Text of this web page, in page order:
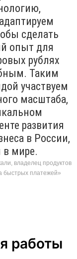
сделать
опыт для
рублях
Таким
участвуем
масштаба,
развития
в России,
в мире.
владелец продуктов
быстрых платежей»
работы